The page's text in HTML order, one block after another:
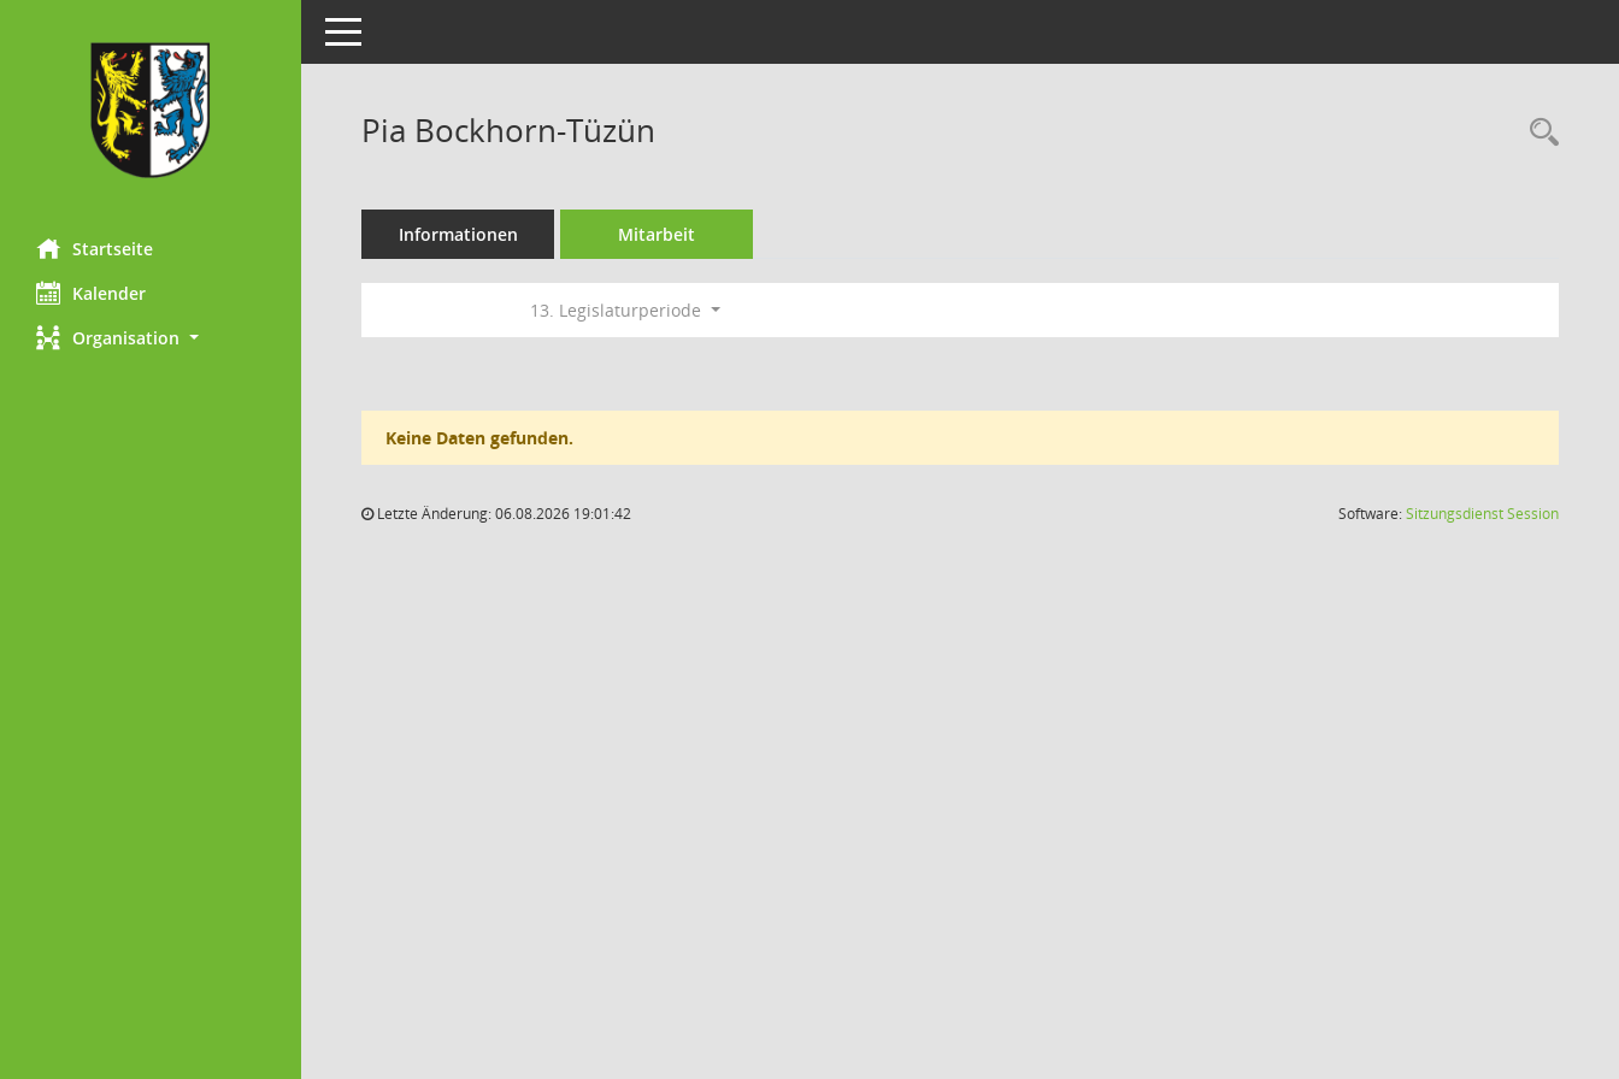
Startseite
Kalender
Organisation
Toggle navigation
Pia Bockhorn-Tüzün
Informationen Mitarbeit
13. Legislaturperiode
Keine Daten gefunden.
Letzte Änderung: 06.08.2026 19:01:42 Software:SitzungsdienstSession(Wird in